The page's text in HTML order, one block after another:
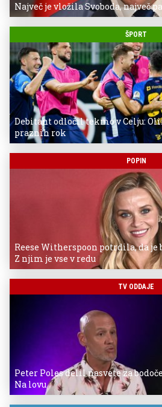
Največ je vložila Svoboda, največ
ŠPORT
Debitant odločil tekmo v Celju:
praznih rok
POPIN
Reese Witherspoon potrdila, da
Z njim je vse v redu
TV ODDAJE
Peter Poles delil nasvete za
Na lovu